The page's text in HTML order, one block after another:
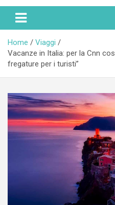
Spraynews.it
Home
Viaggi
Vacanze in Italia: per la Cnn
fregature per i turisti”